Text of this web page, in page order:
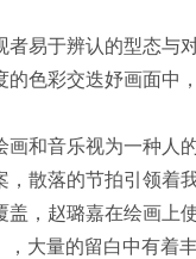
易于辨认的型态与
色彩交迭妤画面中
和音乐视为一种人
散落的节拍引领着
，赵璐嘉在绘画上
大量的留白中有着